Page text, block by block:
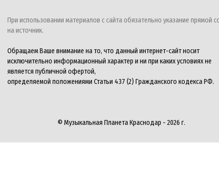
При использовании материалов с сайта обязательно указание прямой
на источник.
Обращаем Ваше внимание на то, что данный интернет-сайт носит
исключительно информационный характер и ни при каких условиях не
является публичной офертой,
определяемой положениями Статьи 437 (2) Гражданского кодекса РФ.
© Музыкальная Планета Краснодар - 2026 г.